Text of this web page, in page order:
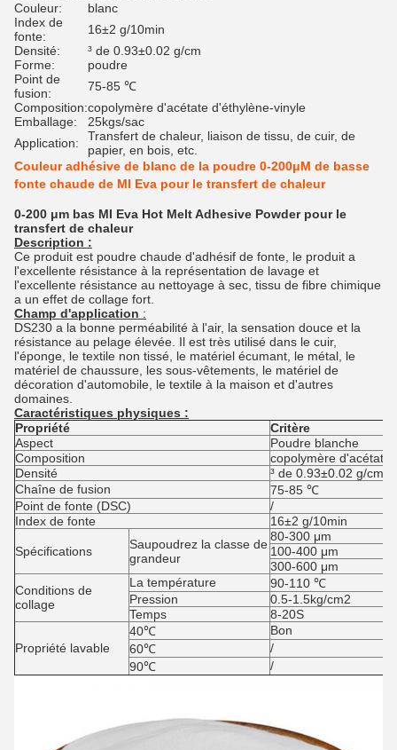
Couleur:
blanc
Index de
fonte:
16±2 g/10min
Densité:
³ de 0.93±0.02 g/cm
Forme:
poudre
Point de
fusion:
75-85 ℃
Composition:copolymère d'acétate d'éthylène-vinyle
Emballage:
25kgs/sac
Application:
Transfert de chaleur, liaison de tissu, de cuir, de
papier, en bois, etc.
Couleur adhésive de blanc de la poudre 0-200μM de basse
fonte chaude de MI Eva pour le transfert de chaleur
0-200 μm bas MI Eva Hot Melt Adhesive Powder pour le
transfert de chaleur
Description :
Ce produit est poudre chaude d'adhésif de fonte, le produit a
l'excellente résistance à la représentation de lavage et
l'excellente résistance au nettoyage à sec, tissu de fibre chimique
a un effet de collage fort.
Champ d'application :
DS230 a la bonne perméabilité à l'air, la sensation douce et la
résistance au pelage élevée. Il est très utilisé dans le cuir,
l'éponge, le textile non tissé, le matériel écumant, le métal, le
matériel de chaussure, les sous-vêtements, le matériel de
décoration d'automobile, le textile à la maison et d'autres
domaines.
Caractéristiques physiques :
Propriété
Critère
Aspect
Poudre blanche
Composition
copolymère d'acétate
Densité
³ de 0.93±0.02 g/cm
Chaîne de fusion
75-85 ℃
Point de fonte (DSC)
/
Index de fonte
16±2 g/10min
Spécifications
Saupoudrez la classe de
grandeur
80-300 μm
100-400 μm
300-600 μm
Conditions de
collage
La température
90-110 ℃
Pression
0.5-1.5kg/cm2
Temps
8-20S
Propriété lavable
40℃
Bon
60℃
/
90℃
/